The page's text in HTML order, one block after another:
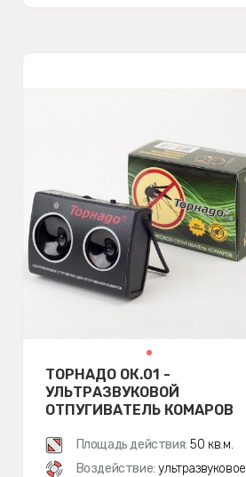
ТОРНАДО ОК.01 -
УЛЬТРАЗВУКОВОЙ
ОТПУГИВАТЕЛЬ КОМАРОВ
Площадь действия: 50 кв.м.
Воздействие: ультразвуковое